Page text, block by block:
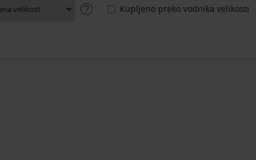
Kupljeno preko vodnika velikosti